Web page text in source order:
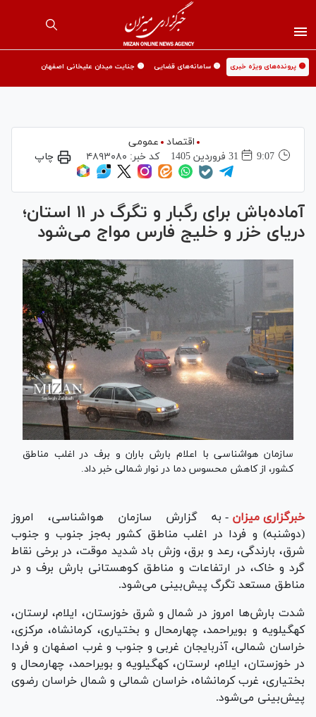
🟡 پرونده‌های ویژه خبری 🟡 سامانه‌های قضایی 🟡 جنایت میدان علیخانی اصفهان
اقتصاد
عمومی
9:07
31 فروردين 1405 کد خبر: ۴۸۹۳۰۸۰ چاپ
آماده‌باش برای رگبار و تگرگ در ۱۱ استان؛
دریای خزر و خلیج فارس مواج می‌شود
سازمان هواشناسی با اعلام بارش باران و برف در اغلب مناطق
کشور، از کاهش محسوس دما در نوار شمالی خبر داد.
خبرگزاری میزان - به گزارش سازمان هواشناسی، امروز
(دوشنبه) و فردا در اغلب مناطق کشور به‌جز جنوب و جنوب
شرق، بارندگی، رعد و برق، وزش باد شدید موقت، در برخی نقاط
گرد و خاک، در ارتفاعات و مناطق کوهستانی بارش برف و در
مناطق مستعد تگرگ پیش‌بینی می‌شود.
شدت بارش‌ها امروز در شمال و شرق خوزستان، ایلام، لرستان،
کهگیلویه و بویراحمد، چهارمحال و بختیاری، کرمانشاه، مرکزی،
خراسان شمالی، آذربایجان غربی و جنوب و غرب اصفهان و فردا
در خوزستان، ایلام، لرستان، کهگیلویه و بویراحمد، چهارمحال و
بختیاری، غرب کرمانشاه، خراسان شمالی و شمال خراسان رضوی
پیش‌بینی می‌شود.